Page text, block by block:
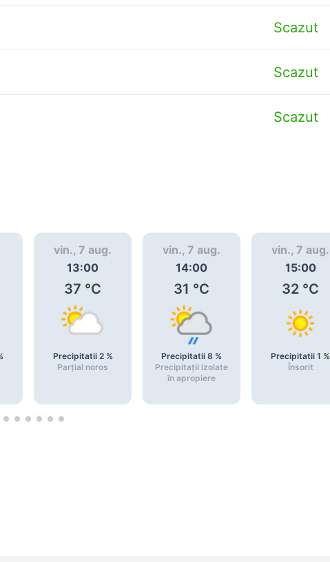
Scazut
Scazut
Scazut
vin., 7 aug.
13:00
37 °C
Precipitatii 2%
Parțial noros
vin., 7 aug.
14:00
31 °C
Precipitatii 8 %
Precipitații izolate
în apropiere
vin., 7 aug.
15:00
32 °C
Precipitatii 1 %
Însorit